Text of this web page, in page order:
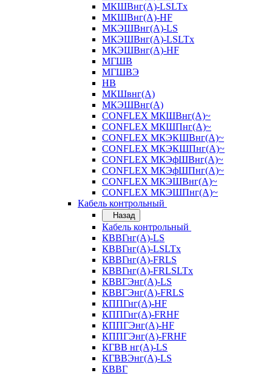
МКШВнг(A)-LSLTx
МКШВнг(А)-HF
МКЭШВнг(А)-LS
МКЭШВнг(A)-LSLTx
МКЭШВнг(А)-HF
МГШВ
МГШВЭ
НВ
МКШвнг(А)
МКЭШВнг(А)
CONFLEX МКШВнг(А)~
CONFLEX МКШПнг(А)~
CONFLEX МКЭКШВнг(А)~
CONFLEX МКЭКШПнг(А)~
CONFLEX МКЭфШВнг(А)~
CONFLEX МКЭфШПнг(А)~
CONFLEX МКЭШВнг(А)~
CONFLEX МКЭШПнг(А)~
Кабель контрольный
Назад
Кабель контрольный
КВВГнг(А)-LS
КВВГнг(А)-LSLTx
КВВГнг(А)-FRLS
КВВГнг(А)-FRLSLTx
КВВГЭнг(А)-LS
КВВГЭнг(А)-FRLS
КППГнг(А)-HF
КППГнг(А)-FRHF
КППГЭнг(А)-HF
КППГЭнг(А)-FRHF
КГВВ нг(А)-LS
КГВВЭнг(А)-LS
КВВГ